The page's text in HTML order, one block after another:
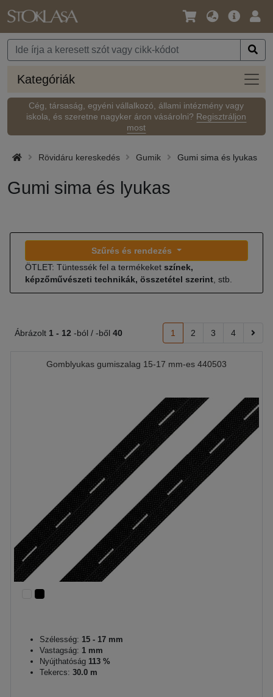
Nyelv
Pénznem
Fő
Kategóriák
Cég, társaság, egyéni vállalkozó, állami intézmény vagy
iskola, és szeretne nagyker áron vásárolni? Regisztráljon
most
Rövidáru kereskedés Gumik Gumi sima és lyukas
Gumi sima és lyukas
Szűrés és rendezés
ÖTLET: Tüntessék fel a termékeket színek,
képzőművészeti technikák, összetétel szerint , stb.
Ábrázolt 1 - 12 -ból / -ből 40 1 2 3 4
Gomblyukas gumiszalag 15-17 mm-es 440503
Szélesség: 15 - 17 mm
Vastagság: 1 mm
Nyújthatóság 113 %
Tekercs: 30.0 m